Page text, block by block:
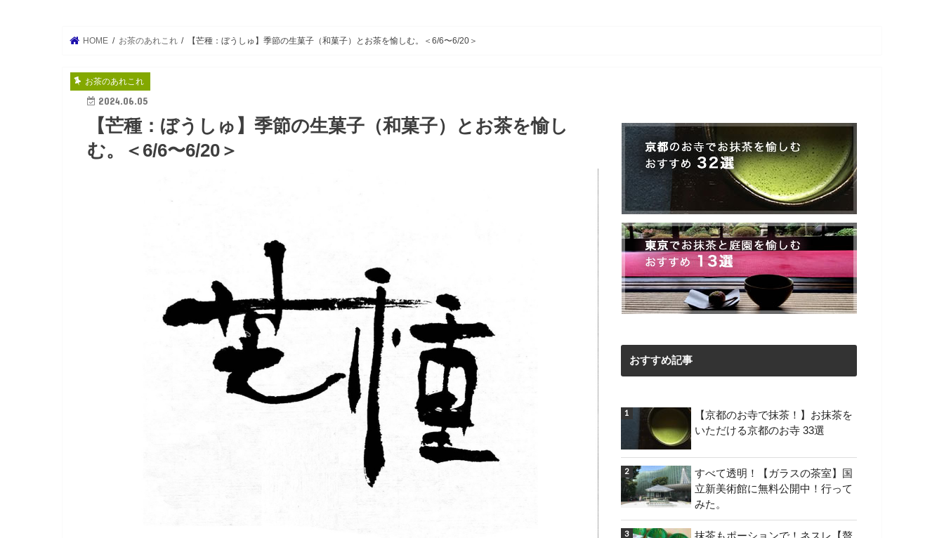
HOME お茶のあれこれ 【芒種：ぼうしゅ】季節の生菓子（和菓子）とお茶を愉しむ。＜6/6〜6/20＞
お茶のあれこれ
2024.06.05
【芒種：ぼうしゅ】季節の生菓子（和菓子）とお茶を愉し
む。＜6/6〜6/20＞
おすすめ記事
【京都のお寺で抹茶！】お抹茶を
いただける京都のお寺 33選
すべて透明！【ガラスの茶室】国
立新美術館に無料公開中！行って
みた。